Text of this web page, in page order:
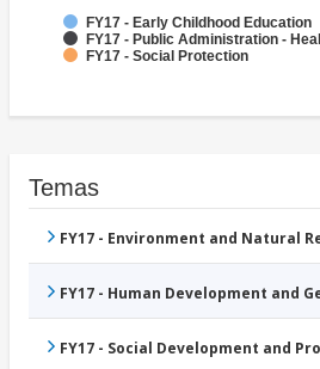
FY17 - Early Childhood Education
FY17 - Public Administration -
FY17 - Social Protection
Temas
FY17 - Environment and Natural
FY17 - Human Development and
FY17 - Social Development and